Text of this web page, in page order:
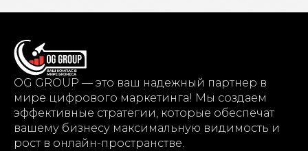
OG GROUP — это ваш надежный партнер в
мире цифрового маркетинга! Мы создаем
эффективные стратегии, которые обеспечат
вашему бизнесу максимальную видимость и
рост в онлайн-пространстве.